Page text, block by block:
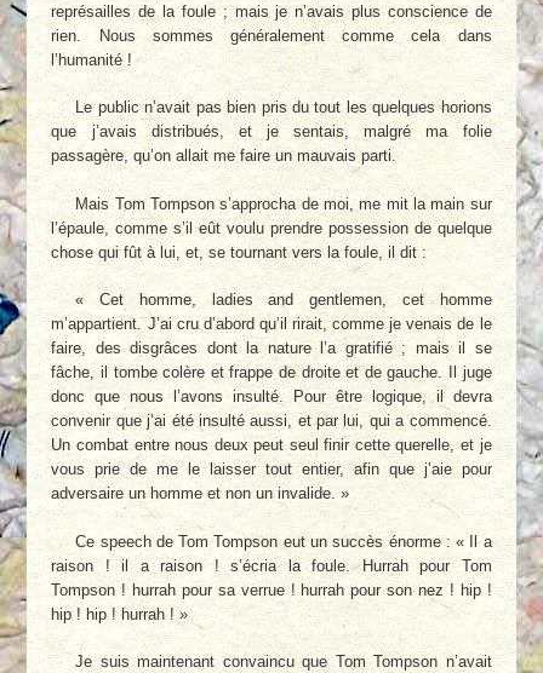
représailles de la foule ; mais je n’avais plus conscience de
rien. Nous sommes généralement comme cela dans
l’humanité !
Le public n’avait pas bien pris du tout les quelques horions
que j’avais distribués, et je sentais, malgré ma folie
passagère, qu’on allait me faire un mauvais parti.
Mais Tom Tompson s’approcha de moi, me mit la main sur
l’épaule, comme s’il eût voulu prendre possession de quelque
chose qui fût à lui, et, se tournant vers la foule, il dit :
« Cet homme, ladies and gentlemen, cet homme
m’appartient. J’ai cru d’abord qu’il rirait, comme je venais de le
faire, des disgrâces dont la nature l’a gratifié ; mais il se
fâche, il tombe colère et frappe de droite et de gauche. Il juge
donc que nous l’avons insulté. Pour être logique, il devra
convenir que j’ai été insulté aussi, et par lui, qui a commencé.
Un combat entre nous deux peut seul finir cette querelle, et je
vous prie de me le laisser tout entier, afin que j’aie pour
adversaire un homme et non un invalide. »
Ce speech de Tom Tompson eut un succès énorme : « Il a
raison ! il a raison ! s’écria la foule. Hurrah pour Tom
Tompson ! hurrah pour sa verrue ! hurrah pour son nez ! hip !
hip ! hip ! hurrah ! »
Je suis maintenant convaincu que Tom Tompson n’avait